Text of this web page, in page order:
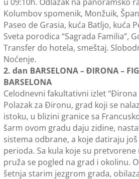
Kolumbov spomenik, Monžuik,
Paseo de Grasia, kuća Batljo, kuća
Sveta porodica “Sagrada Familia”,
Transfer do hotela, smeštaj.
Noćenje.
2. dan BARSELONA – ĐIRONA –
BARSELONA
Celodnevni fakultativni izlet “Đirona
Polazak za Đironu, grad koji se
istoku, u blizini granice sa
šarm ovom gradu daju zidine,
sistema odbrane, a koje datiraju
perioda. Sa kula koje su pretvorene
pruža se pogled na grad i okolinu.
šetnja starim jezgrom grada,